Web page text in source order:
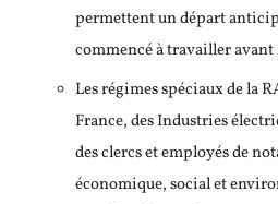
permettent un départ
commencé à travailler avant
Les régimes spéciaux de la
France, des Industries
des clercs et employés de
économique, social et